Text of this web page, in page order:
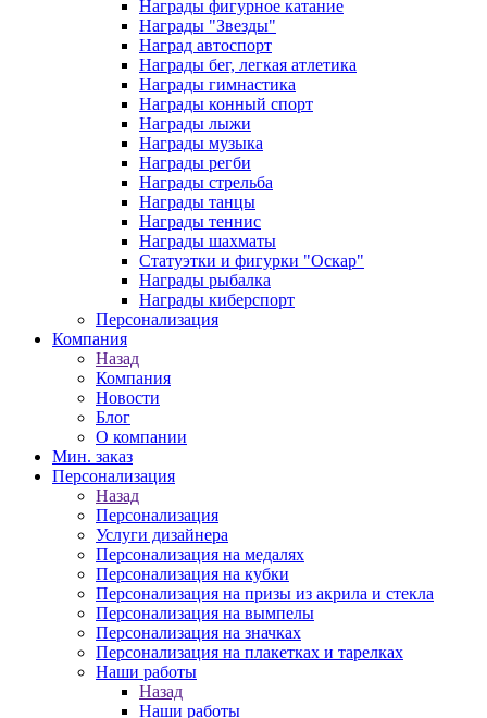
Награды фигурное катание
Награды "Звезды"
Наград автоспорт
Награды бег, легкая атлетика
Награды гимнастика
Награды конный спорт
Награды лыжи
Награды музыка
Награды регби
Награды стрельба
Награды танцы
Награды теннис
Награды шахматы
Статуэтки и фигурки "Оскар"
Награды рыбалка
Награды киберспорт
Персонализация
Компания
Назад
Компания
Новости
Блог
О компании
Мин. заказ
Персонализация
Назад
Персонализация
Услуги дизайнера
Персонализация на медалях
Персонализация на кубки
Персонализация на призы из акрила и стекла
Персонализация на вымпелы
Персонализация на значках
Персонализация на плакетках и тарелках
Наши работы
Назад
Наши работы